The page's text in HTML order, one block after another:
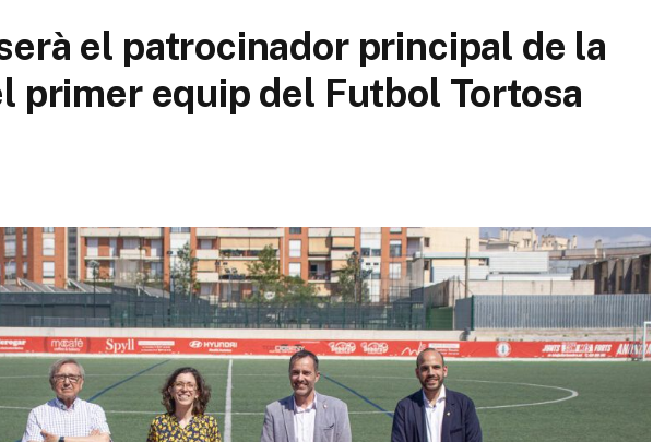
el patrocinador principal de la
primer equip del Futbol Tortosa